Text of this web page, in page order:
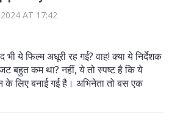
AT 17:42
ये फिल्म अधूरी रह गई? वाह! क्या ये निर्देशक
बहुत कम था? नहीं, ये तो स्पष्ट है कि ये
लिए बनाई गई है। अभिनेता तो बस एक